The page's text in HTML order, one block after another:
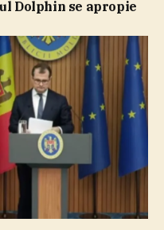
Dolphin se apropie